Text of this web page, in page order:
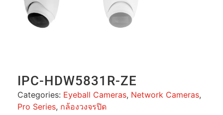
IPC-HDW5831R-ZE
Categories: Eyeball Cameras, Network Cameras,
Pro Series, กล้องวงจรปิด